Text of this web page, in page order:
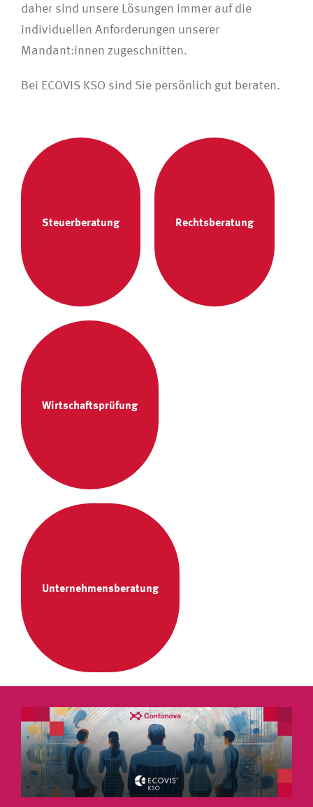
daher sind unsere Lösungen immer auf die
individuellen Anforderungen unserer
Mandant:innen zugeschnitten.
Bei ECOVIS KSO sind Sie persönlich gut beraten.
Steuerberatung Rechtsberatung
Wirtschaftsprüfung
Unternehmensberatung